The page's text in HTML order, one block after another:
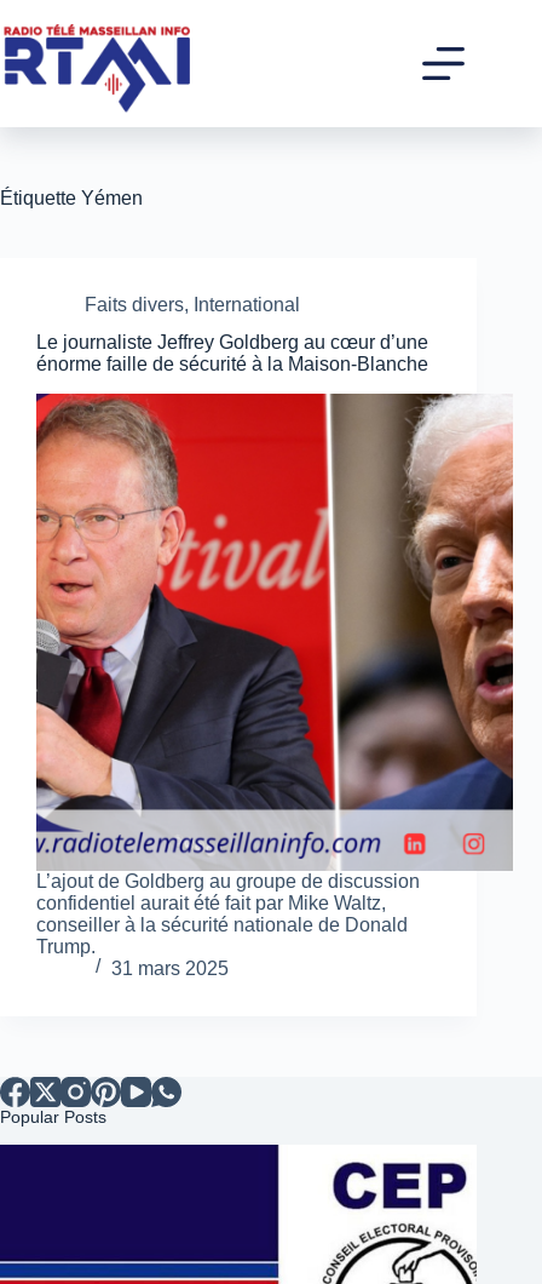
au
contenu
Étiquette Yémen
Faits divers, International
Le journaliste Jeffrey Goldberg au cœur d’une
énorme faille de sécurité à la Maison-Blanche
L’ajout de Goldberg au groupe de discussion
confidentiel aurait été fait par Mike Waltz,
conseiller à la sécurité nationale de Donald
Trump.
31 mars 2025
Popular Posts